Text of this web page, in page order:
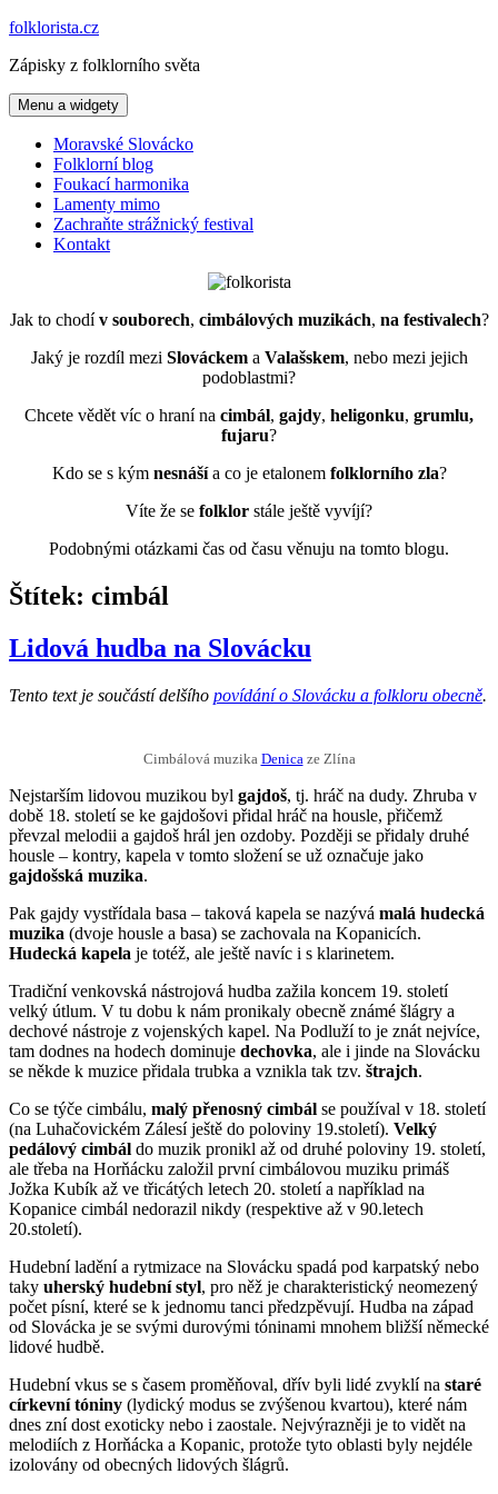
Přejít
obsahu
folklorista.cz
Zápisky z folklorního světa
Menu a widgety
Moravské Slovácko
Folklorní blog
Foukací harmonika
Lamenty mimo
Zachraňte strážnický festival
Kontakt
Jak to chodív souborech, cimbálových muzikách, na festivalech?
Jaký je rozdíl mezi Slováckema Valašskem, nebo mezi jejich
podoblastmi?
Chcete vědět víc o hraní na cimbál, gajdy, heligonku, grumlu,
fujaru?
Kdo se s kým nesnášía co je etalonem folklorního zla?
Víte že se folklor stále ještě vyvíjí?
Podobnými otázkami čas od času věnuju na tomto blogu.
Štítek: cimbál
Lidová hudba na Slovácku
Tento text je součástí delšího povídání o Slovácku a folkloru obecně.
Cimbálová muzika Denicaze Zlína
Nejstarším lidovou muzikou byl gajdoš, tj. hráč na dudy. Zhruba v
době 18. století se ke gajdošovi přidal hráč na housle, přičemž
převzal melodii a gajdoš hrál jen ozdoby. Později se přidaly druhé
housle – kontry, kapela v tomto složení se už označuje jako
gajdošská muzika.
Pak gajdy vystřídala basa – taková kapela se nazývá malá hudecká
muzika (dvoje housle a basa) se zachovala na Kopanicích.
Hudecká kapela je totéž, ale ještě navíc i s klarinetem.
Tradiční venkovská nástrojová hudba zažila koncem 19. století
velký útlum. V tu dobu k nám pronikaly obecně známé šlágry a
dechové nástroje z vojenských kapel. Na Podluží to je znát nejvíce,
tam dodnes na hodech dominuje dechovka, ale i jinde na Slovácku
se někde k muzice přidala trubka a vznikla tak tzv. štrajch.
Co se týče cimbálu, malý přenosný cimbál se používal v 18. století
(na Luhačovickém Zálesí ještě do poloviny 19.století). Velký
pedálový cimbál do muzik pronikl až od druhé poloviny 19. století,
ale třeba na Horňácku založil první cimbálovou muziku primáš
Jožka Kubík až ve třicátých letech 20. století a například na
Kopanice cimbál nedorazil nikdy (respektive až v 90.letech
20.století).
Hudební ladění a rytmizace na Slovácku spadá pod karpatský nebo
taky uherský hudební styl, pro něž je charakteristický neomezený
počet písní, které se k jednomu tanci předzpěvují. Hudba na západ
od Slovácka je se svými durovými tóninami mnohem bližší německé
lidové hudbě.
Hudební vkus se s časem proměňoval, dřív byli lidé zvyklí na staré
církevní tóniny (lydický modus se zvýšenou kvartou), které nám
dnes zní dost exoticky nebo i zaostale. Nejvýrazněji je to vidět na
melodiích z Horňácka a Kopanic, protože tyto oblasti byly nejdéle
izolovány od obecných lidových šlágrů.